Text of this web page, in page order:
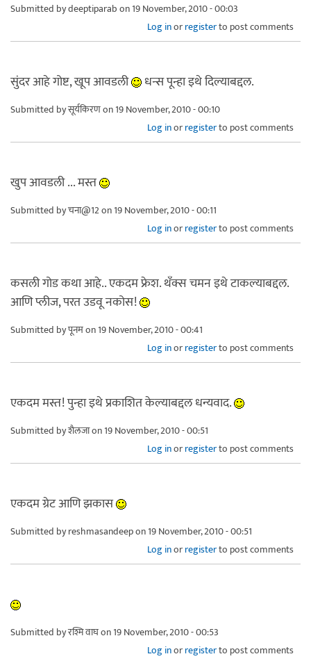
Submitted bydeeptiparabon 19 November, 2010 - 00:03
Log inorregisterto post comments
सुंदर आहे गोष्ट, खूप आवडली धन्स पून्हा इथे दिल्याबद्दल.
Submitted byसूर्यकिरणon 19 November, 2010 - 00:10
Log inorregisterto post comments
खुप आवडली ... मस्त
Submitted byचना@12on 19 November, 2010 - 00:11
Log inorregisterto post comments
कसली गोड कथा आहे.. एकदम फ्रेश. थँक्स चमन इथे टाकल्याबद्दल.
आणि प्लीज, परत उडवू नकोस!
Submitted byपूनमon 19 November, 2010 - 00:41
Log inorregisterto post comments
एकदम मस्त! पुन्हा इथे प्रकाशित केल्याबद्दल धन्यवाद.
Submitted byशैलजाon 19 November, 2010 - 00:51
Log inorregisterto post comments
एकदम ग्रेट आणि झकास
Submitted byreshmasandeepon 19 November, 2010 - 00:51
Log inorregisterto post comments
Submitted byरश्मि वाघon 19 November, 2010 - 00:53
Log inorregisterto post comments